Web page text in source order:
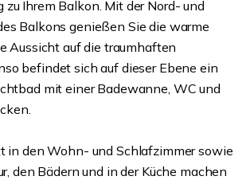
zu Ihrem Balkon. Mit der Nord- und
Balkons genießen Sie die warme
Aussicht auf die traumhaften
befindet sich auf dieser Ebene ein
mit einer Badewanne, WC und
in den Wohn- und Schlafzimmer sowie
den Bädern und in der Küche machen